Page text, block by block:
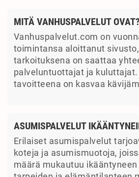
MITÄ VANHUSPALVELUT
Vanhuspalvelut.com on
toimintansa aloittanut
tarkoituksena on saattaa
palveluntuottajat ja kuluttajat.
tavoitteena on kasvaa
ASUMISPALVELUT
Erilaiset asumispalvelut
koteja ja asumismuotoja,
määrä mukautuu